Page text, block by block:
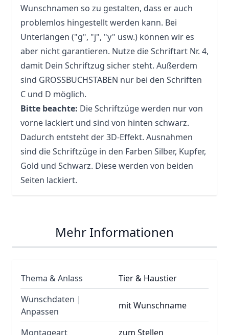
Wunschnamen so zu gestalten, dass er auch
problemlos hingestellt werden kann. Bei
Unterlängen ("g", "j", "y" usw.) können wir es
aber nicht garantieren. Nutze die Schriftart Nr. 4,
damit Dein Schriftzug sicher steht. Außerdem
sind GROSSBUCHSTABEN nur bei den Schriften
C und D möglich.
Bitte beachte: Die Schriftzüge werden nur von
vorne lackiert und sind von hinten schwarz.
Dadurch entsteht der 3D-Effekt. Ausnahmen
sind die Schriftzüge in den Farben Silber, Kupfer,
Gold und Schwarz. Diese werden von beiden
Seiten lackiert.
Mehr Informationen
Thema & Anlass
Tier & Haustier
Wunschdaten |
Anpassen
mit Wunschname
Montageart
zum Stellen